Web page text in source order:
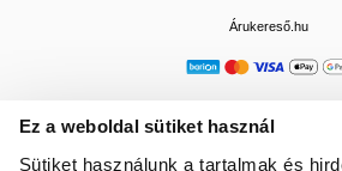
Ez a weboldal sütiket használ
Sütiket használunk a tartalmak és
Árukereső.hu